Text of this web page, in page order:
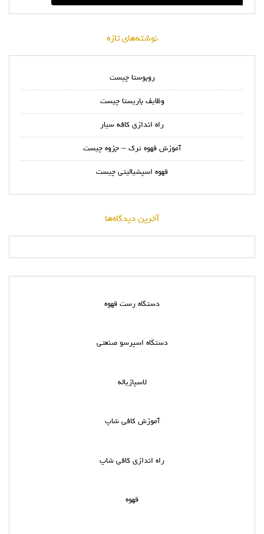
نوشته‌های تازه
روبوستا چیست
وظایف باریستا چیست
راه اندازی کافه سیار
آموزش قهوه ترک – جزوه چیست
قهوه اسپشیالیتی چیست
آخرین دیدگاه‌ها
دستگاه رست قهوه
دستگاه اسپرسو صنعتی
لاسپازیاله
آموزش کافی شاپ
راه اندازی کافی شاپ
قهوه